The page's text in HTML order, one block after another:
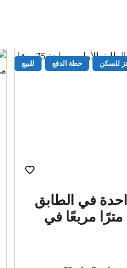
للبيع خطة الدفع للسكن
في الطابق
الأول بمساحة 75 مترًا مربعًا في